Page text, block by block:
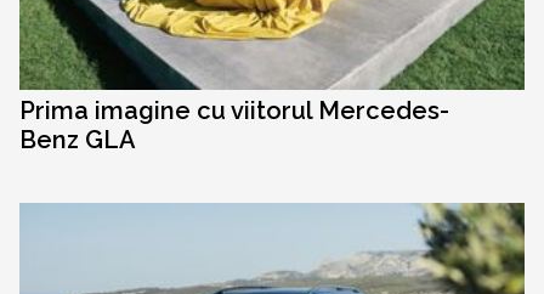
Prima imagine cu viitorul Mercedes-
Benz GLA